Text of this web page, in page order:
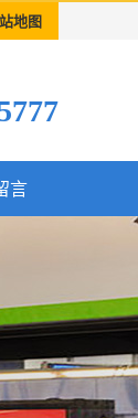
地图
言